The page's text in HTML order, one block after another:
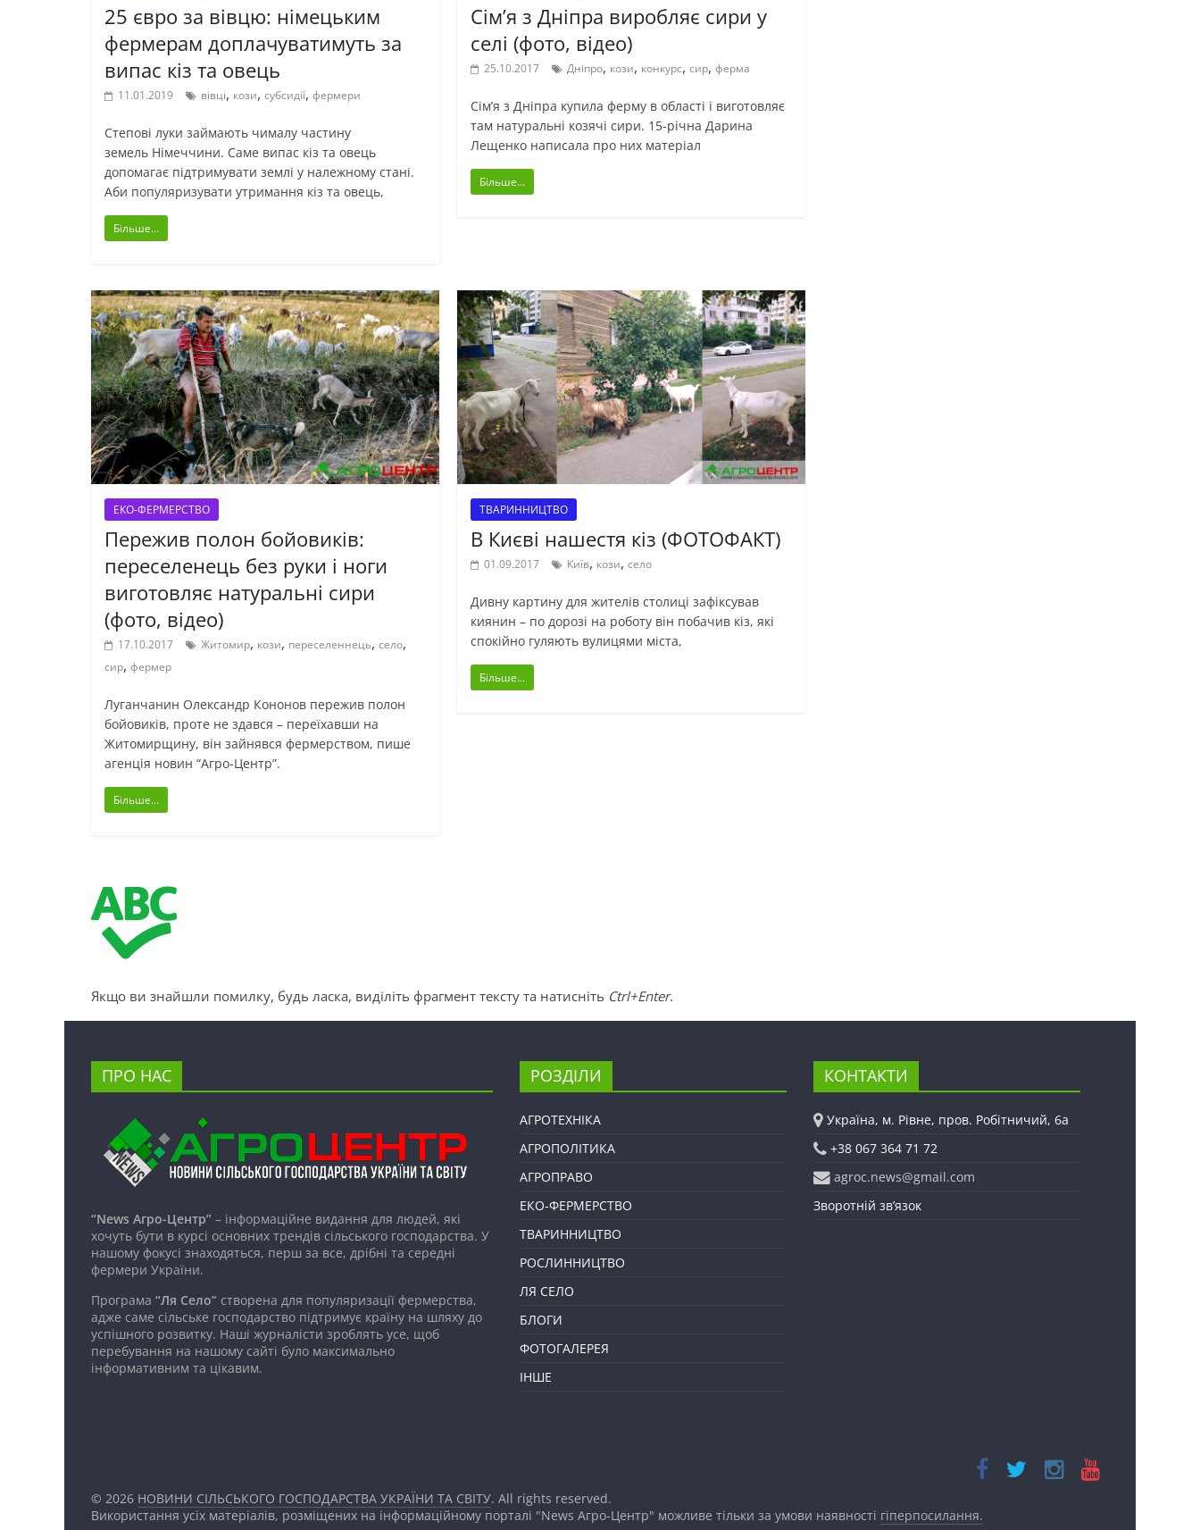
25 євро за вівцю: німецьким
фермерам доплачуватимуть за
випас кіз та овець
11.01.2019 вівці, кози, субсидії, фермери
Степові луки займають чималу частину
земель Німеччини. Саме випас кіз та овець
допомагає підтримувати землі у належному стані.
Аби популяризувати утримання кіз та овець,
Більше...
Сім’я з Дніпра виробляє сири у
селі (фото, відео)
25.10.2017 Дніпро, кози, конкурс,сир,ферма
Сім’я з Дніпра купила ферму в області і виготовляє
там натуральні козячі сири. 15-річна Дарина
Лещенко написала про них матеріал
Більше...
ЕКО-ФЕРМЕРСТВО
Пережив полон бойовиків:
переселенець без руки і ноги
виготовляє натуральні сири
(фото, відео)
17.10.2017 Житомир, кози, переселеннець, село,
сир, фермер
Луганчанин Олександр Кононов пережив полон
бойовиків, проте не здався – переїхавши на
Житомирщину, він зайнявся фермерством, пише
агенція новин “Агро-Центр”.
Більше...
ТВАРИННИЦТВО
В Києві нашестя кіз (ФОТОФАКТ)
01.09.2017 Київ, кози,село
Дивну картину для жителів столиці зафіксував
киянин – по дорозі на роботу він побачив кіз, які
спокійно гуляють вулицями міста,
Більше...
Якщо ви знайшли помилку, будь ласка, виділіть фрагмент тексту та натисніть Ctrl+Enter.
ПРО НАС
“News Агро-Центр” – інформаційне видання для людей, які
хочуть бути в курсі основних трендів сільського господарства. У
нашому фокусі знаходяться, перш за все, дрібні та середні
фермери України.
Програма “Ля Село” створена для популяризації фермерства,
адже саме сільське господарство підтримує країну на шляху до
успішного розвитку. Наші журналісти зроблять усе, щоб
перебування на нашому сайті було максимально
інформативним та цікавим.
РОЗДІЛИ
АГРОТЕХНІКА
АГРОПОЛІТИКА
АГРОПРАВО
ЕКО-ФЕРМЕРСТВО
ТВАРИННИЦТВО
РОСЛИННИЦТВО
ЛЯ СЕЛО
БЛОГИ
ФОТОГАЛЕРЕЯ
ІНШЕ
КОНТАКТИ
Україна, м. Рівне, пров. Робітничий, 6а
+38 067 364 71 72
agroc.news@gmail.com
Зворотній зв’язок
© 2026 НОВИНИ СІЛЬСЬКОГО ГОСПОДАРСТВА УКРАЇНИ ТА СВІТУ. All rights reserved.
Використання усіх матеріалів, розміщених на інформаційному порталі "News Агро-Центр" можливе тільки за умови наявності гіперпосилання.